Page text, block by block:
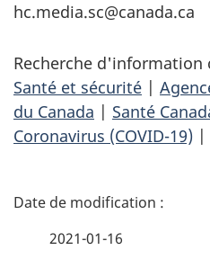
hc.media.sc@canada.ca
Recherche d'information
Santé et sécurité |
du Canada | Santé
Coronavirus (COVID-19) |
D
2021-01-16